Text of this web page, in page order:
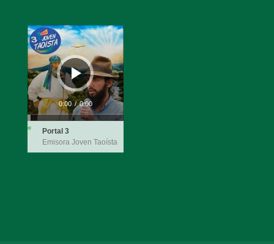
Reproductor
de
audio
0:00 / 0:00
Portal 3
Emisora Joven Taoísta